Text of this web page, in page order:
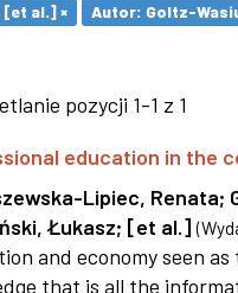
al.] ×
Autor: Goltz-
pozycji 1-1 z 1
education in the
Lipiec, Renata;
Łukasz; [et al.] (
and economy seen
that is all the